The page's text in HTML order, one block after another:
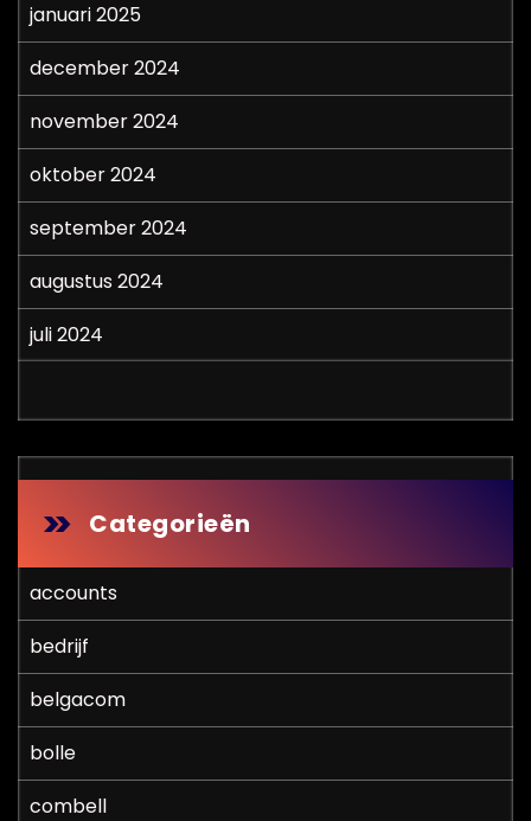
januari 2025
december 2024
november 2024
oktober 2024
september 2024
augustus 2024
juli 2024
Categorieën
accounts
bedrijf
belgacom
bolle
combell